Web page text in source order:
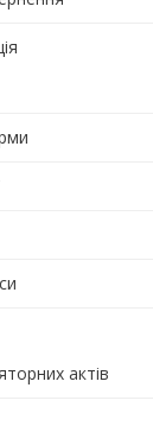
актів